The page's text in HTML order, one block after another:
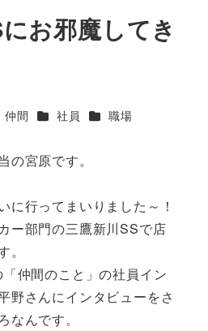
お邪魔してき
ゴリー
仲間 カテゴリー
社員 カテゴリー
職場
の宮原です。
に行ってまいりました～！
ー部門の三鷹新川SSで店
仲間のこと」の社員イン
野さんにインタビューをさ
なんです。